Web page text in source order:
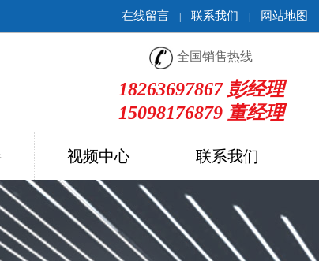
在线留言 联系我们 网站地图
全国销售热线
18263697867 彭经理
15098176879 董经理
视频中心 联系我们